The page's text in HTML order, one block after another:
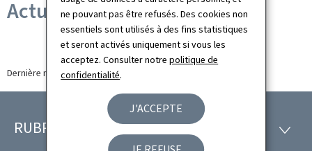
ne pouvant pas être refusés. Des cookies non
essentiels sont utilisés à des fins statistiques
et seront activés uniquement si vous les
acceptez. Consulter notrepolitique de
confidentialité.
J'ACCEPTE
Actualités
Dernière modification le21.04.2026
Pied
RUBRIQUES